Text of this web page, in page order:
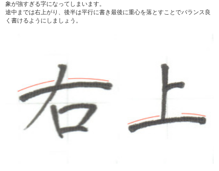
象が強すぎる字になってしまいます。
途中までは右上がり、後半は平行に書き最後に重心を落とすことでバランス良
く書けるようにしましょう。